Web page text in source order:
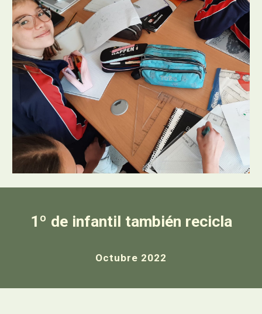
1º de infantil también recicla
Octubre 2022